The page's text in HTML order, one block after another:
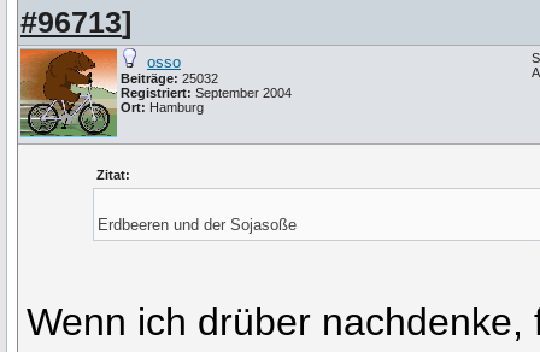
#96713]
osso
Beiträge: 25032
Registriert: September 2004
Ort: Hamburg
Zitat:
Erdbeeren und der Sojasoße
Wenn ich drüber